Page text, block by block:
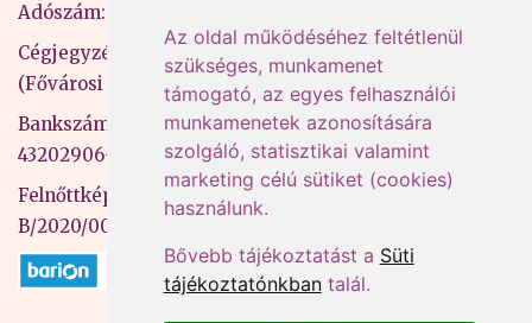
Az oldal működéséhez feltétlenül
szükséges, munkamenet
támogató, az egyes felhasználói
munkamenetek azonosítására
szolgáló, statisztikai valamint
marketing célú sütiket (cookies)
használunk.
Bővebb tájékoztatást a Süti
tájékoztatónkbantalál.
Adószám: 13598145-2-41
Cégjegyzékszám: 01-09-883770
(Fővárosi Bíróság)
Bankszámlaszám: CIB Bank, 10700581-
43202906-51100005
Felnőttképzési nyilvántartási szám:
B/2020/000053